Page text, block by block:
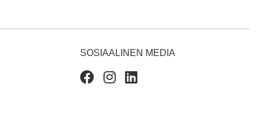
SOSIAALINEN MEDIA
FacebookInstagram